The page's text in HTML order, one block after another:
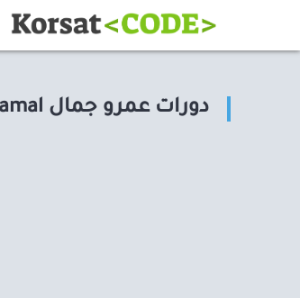
دورات عمرو جمال Amr Gamal